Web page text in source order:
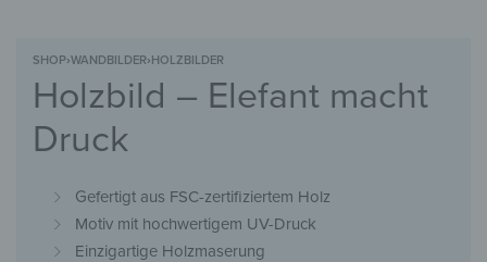
SHOP›WANDBILDER›HOLZBILDER
Holzbild – Elefant macht
Druck
Gefertigt aus FSC-zertifiziertem Holz
Motiv mit hochwertigem UV-Druck
Einzigartige Holzmaserung